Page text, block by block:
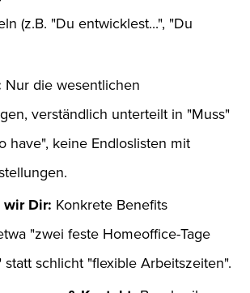
(z.B. "Du entwicklest...", "Du
Nur die wesentlichen
verständlich unterteilt in "Muss"
have", keine Endloslisten mit
Dir: Konkrete Benefits
"zwei feste Homeoffice-Tage
statt schlicht "flexible Arbeitszeiten".